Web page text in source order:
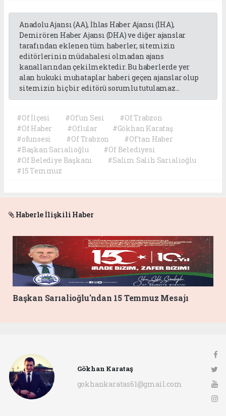
Anadolu Ajansı (AA), İhlas Haber Ajansı (İHA),
Demirören Haber Ajansı (DHA) ve diğer ajanslar
tarafından eklenen tüm haberler, sitemizin
editörlerinin müdahalesi olmadan ajans
kanallarından çekilmektedir. Bu haberlerde yer
alan hukuki muhataplar haberi geçen ajanslar olup
sitemizin hiç bir editörü sorumlu tutulamaz...
#Of İlçesi #Of'un Sesi
#Of Trabzon
#Of Haber
#Oflular
#Gökhan Karataş
#ofunsesi
#Of Trabzon
#Of'tan Haber
#Başkan Sarıalioğlu
#Of Belediyesi
#Of Belediye Başkanı
#Salim Salih Sarıalioğlu
#15 Temmuz
Haberle İlişkili Haber
Başkan Sarıalioğlu'ndan 15 Temmuz Mesajı
Gökhan Karataş
gokhankaratas61@gmail.com